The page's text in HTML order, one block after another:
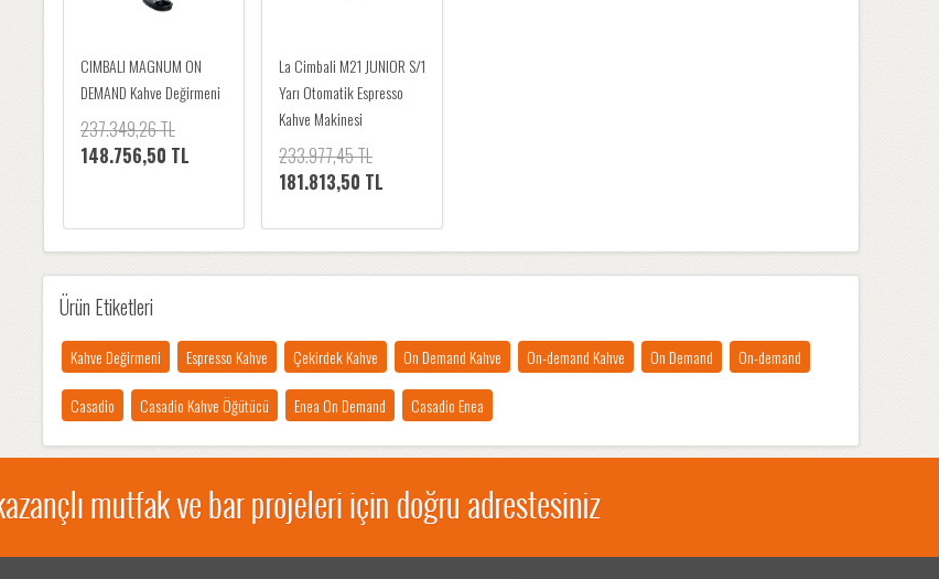
CIMBALI MAGNUM ON
DEMAND Kahve Değirmeni
237.349,26 TL
148.756,50 TL
La Cimbali M21 JUNIOR S/1
Yarı Otomatik Espresso
Kahve Makinesi
233.977,45 TL
181.813,50 TL
Ürün Etiketleri
Kahve Değirmeni Espresso Kahve Çekirdek Kahve On Demand Kahve On-demand Kahve On Demand On-demand
Casadio Casadio Kahve Öğütücü Enea On Demand Casadio Enea